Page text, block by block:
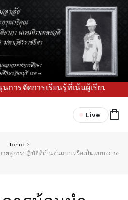
รียนรู้ที่เน้นผู้เรียนเป็นส
Live
Home
ายสู่การปฏิบัติที่เป็นต้นแบบหรือเป็นแบบอย่าง